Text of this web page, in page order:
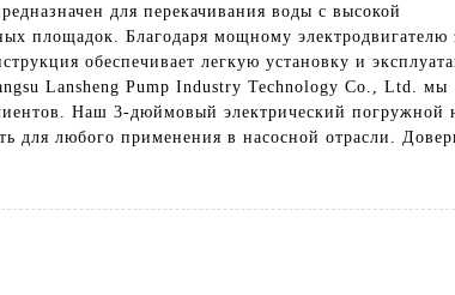
для перекачивания воды с высокой
площадок. Благодаря мощному электродвигателю
обеспечивает легкую установку и
Lansheng Pump Industry Technology Co., Ltd. мы
Наш 3-дюймовый электрический погружной
для любого применения в насосной отрасли.